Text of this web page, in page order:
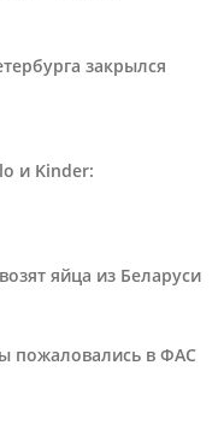
закрылся
и Kinder:
яйца из Беларуси
пожаловались в ФАС